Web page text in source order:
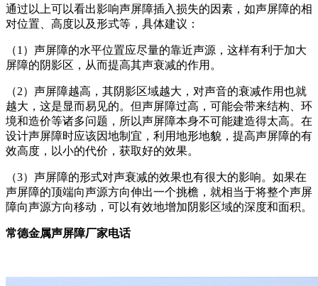
通过以上可以看出影响声屏障插入损失的因素，如声屏障的相
对位置、高度以及形式等，具体建议：
（1）声屏障的水平位置应尽量的靠近声源，这样有利于加大
屏障的阴影区，从而提高其声衰减的作用。
（2）声屏障越高，其阴影区域越大，对声音的衰减作用也就
越大，这是显而易见的。但声屏障过高，可能会带来结构、环
境和造价等诸多问题，所以声屏障本身不可能建造得太高。在
设计声屏障时应该因地制宜，利用地形地貌，提高声屏障的有
效高度，以小的代价，获取好的效果。
（3）声屏障的形式对声衰减的效果也有很大的影响。如果在
声屏障的顶端向声源方向伸出一个挑檐，就相当于将整个声屏
障向声源方向移动，可以有效地增加阴影区域的深度和面积。
常德金属声屏障厂家电话